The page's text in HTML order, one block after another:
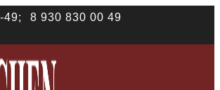
49; 8 930 830 00 49
файлы cookies. Продолжая им